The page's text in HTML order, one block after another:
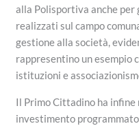
alla Polisportiva anche
realizzati sul campo
gestione alla società,
rappresentino un esempio
istituzioni e
Il Primo Cittadino ha
investimento